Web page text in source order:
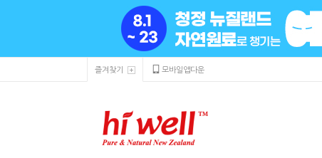
즐겨찾기 모바일앱다운